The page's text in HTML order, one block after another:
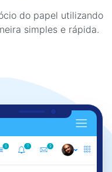
do papel utilizando
simples e rápida.